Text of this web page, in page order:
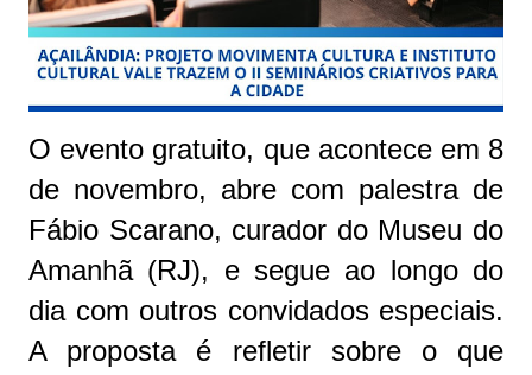
O evento gratuito, que acontece em 8
de novembro, abre com palestra de
Fábio Scarano, curador do Museu do
Amanhã (RJ), e segue ao longo do
dia com outros convidados especiais.
A proposta é refletir sobre o que